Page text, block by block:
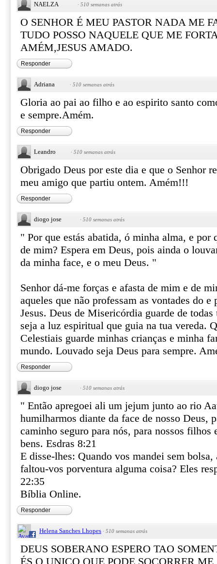
NAELZA · 510 semanas atrás
O SENHOR É MEU PASTOR NADA ME
TUDO POSSO NAQUELE QUE ME
AMÉM,JESUS AMADO.
Responder
Adriana · 510 semanas atrás
Gloria ao pai ao filho e ao espirito santo
e sempre.Amém.
Responder
Leandro · 510 semanas atrás
Obrigado Deus por este dia e que o Senhor
meu amigo que partiu ontem. Amém!!!
Responder
diogo jose · 510 semanas atrás
" Por que estás abatida, ó minha alma, e por
de mim? Espera em Deus, pois ainda o
da minha face, e o meu Deus. "
Senhor dá-me forças e afasta de mim e de
aqueles que não professam as vontades do e
Jesus. Deus de Misericórdia guarde de todas
seja a luz espiritual que guia na tua vereda.
Celestiais guarde minhas crianças e minha
mundo. Louvado seja Deus para sempre.
Responder
diogo jose · 510 semanas atrás
" Então apregoei ali um jejum junto ao rio
humilharmos diante da face de nosso Deus,
caminho seguro para nós, para nossos filhos
bens. Esdras 8:21
E disse-lhes: Quando vos mandei sem
faltou-vos porventura alguma coisa? Eles
22:35
Bíblia Online.
Responder
Helena Sanches Lhopes · 510 semanas atrás
DEUS SOBERANO ESPERO TAO
ÉS O UNICO QUE PODE SOCORRER